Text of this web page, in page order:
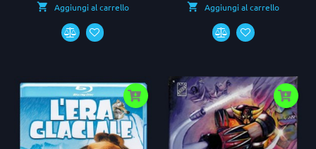
Aggiungi al carrello Aggiungi al carrello